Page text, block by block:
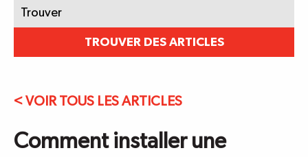
Trouver:
TROUVER DES ARTICLES
< VOIR TOUS LES ARTICLES
Comment installer une